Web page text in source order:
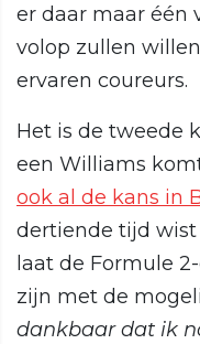
er daar maar één
volop zullen
ervaren coureurs.
Het is de tweede
een Williams
ook al de kans in
dertiende tijd wist
laat de Formule
zijn met de
dankbaar dat ik